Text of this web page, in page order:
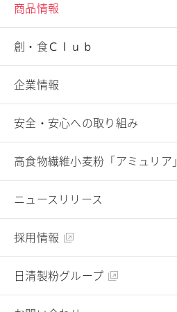
商品情報
創・食Ｃｌｕｂ
企業情報
安全・安心への取り組み
高食物繊維小麦粉「アミュリア」
ニュースリリース
採用情報
日清製粉グループ